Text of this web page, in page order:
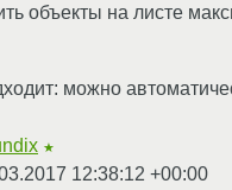
объекты на листе
можно
★
12:38:12 +00:00